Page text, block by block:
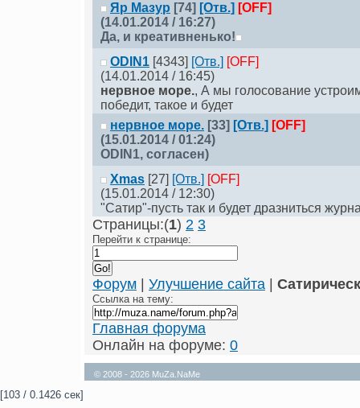
Яр Мазур [74] [Отв.] [OFF]
(14.01.2014 / 16:27)
Да, и креативненько!
ODIN1 [4343] [Отв.] [OFF]
(14.01.2014 / 16:45)
нервное море., А мы голосование
победит, такое и будет
нервное море. [33] [Отв.] [OFF]
(15.01.2014 / 01:24)
ODIN1, согласен)
Xmas [27] [Отв.] [OFF]
(15.01.2014 / 12:30)
"Сатир"-пусть так и будет дразниться
Страницы:(1) 2 3
Перейти к странице:
Форум Улучшение сайта
Ссылка на тему:
Главная форума
Онлайн на форуме: 0
© 2008 - 2026 MuZa.NaMe
[103 / 0.1426 сек]